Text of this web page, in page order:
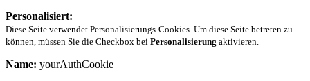
Personalisiert:
Diese Seite verwendet Personalisierungs-Cookies. Um diese Seite betreten zu
können, müssen Sie die Checkbox bei Personalisierung aktivieren.
Name: yourAuthCookie